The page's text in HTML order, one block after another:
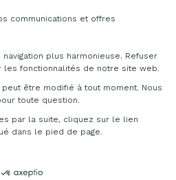
communications et offres
plus harmonieuse. Refuser
fonctionnalités de notre site web.
être modifié à tout moment. Nous
toute question.
par la suite, cliquez sur le lien
dans le pied de page.
consent